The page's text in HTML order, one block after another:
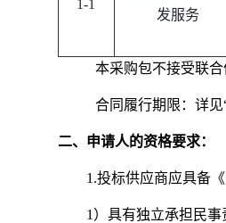
1-1
发服务
本采购包不接受联
合同履行期限：详见
二、申请人的资格要求：
1.投标供应商应具备
1 ）具有独立承担民